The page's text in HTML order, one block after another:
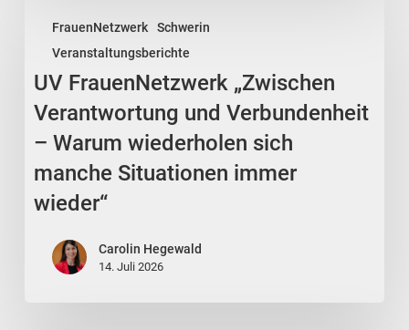
FrauenNetzwerk
Schwerin
Veranstaltungsberichte
FrauenNetzwerk
„Zwischen
Verantwortung
und
Verbundenheit
Warum
wiederholen
manche
UV FrauenNetzwerk „Zwischen
Verantwortung und Verbundenheit
– Warum wiederholen sich
manche Situationen immer
wieder“
Carolin Hegewald
14. Juli 2026